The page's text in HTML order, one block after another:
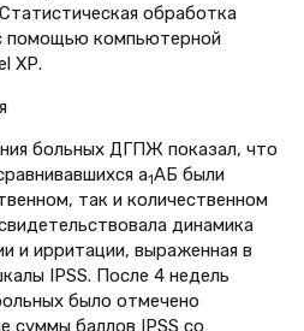
обработка
помощью компьютерной
ХР.
больных ДГПЖ показал, что
a1АБ были
так и количественном
динамика
и ирритации, выраженная в
IPSS. После 4 недель
было отмечено
суммы баллов IPSS со